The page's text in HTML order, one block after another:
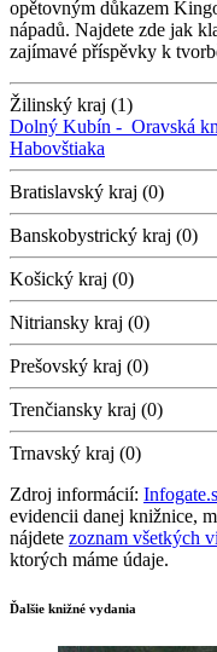
opětovným důkazem
nápadů. Najdete zde jak
zajímavé příspěvky k
Žilinský kraj (1)
Dolný Kubín - Oravská
Habovštiaka
Bratislavský kraj (0)
Banskobystrický kraj (0)
Košický kraj (0)
Nitriansky kraj (0)
Prešovský kraj (0)
Trenčiansky kraj (0)
Trnavský kraj (0)
Zdroj informácií:
evidencii danej knižnice,
nájdete zoznam všetkých
ktorých máme údaje.
Ďalšie knižné vydania